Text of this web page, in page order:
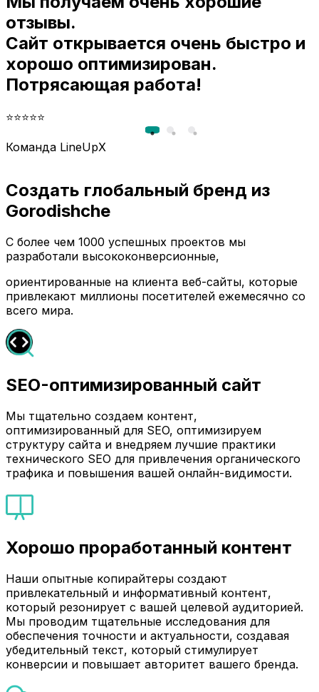
отзывы.
Сайт открывается очень быстро и
хорошо оптимизирован.
Потрясающая работа!
⭐⭐⭐⭐⭐
Команда LineUpX
Создать глобальный бренд из
Gorodishche
С более чем 1000 успешных проектов мы
разработали высококонверсионные,
ориентированные на клиента веб-сайты, которые
привлекают миллионы посетителей ежемесячно со
всего мира.
SEO-оптимизированный сайт
Мы тщательно создаем контент,
оптимизированный для SEO, оптимизируем
структуру сайта и внедряем лучшие практики
технического SEO для привлечения органического
трафика и повышения вашей онлайн-видимости.
Хорошо проработанный контент
Наши опытные копирайтеры создают
привлекательный и информативный контент,
который резонирует с вашей целевой аудиторией.
Мы проводим тщательные исследования для
обеспечения точности и актуальности, создавая
убедительный текст, который стимулирует
конверсии и повышает авторитет вашего бренда.